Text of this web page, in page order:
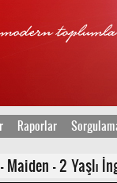
Raporlar
Maiden - 2 Yaşlı